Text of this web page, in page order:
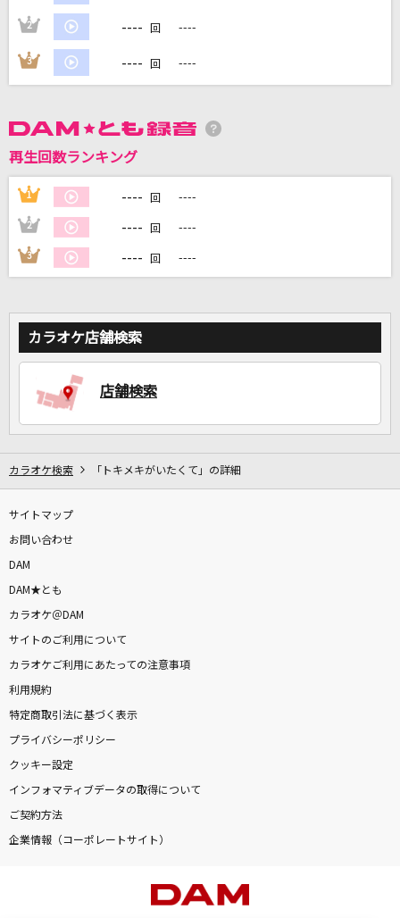
カラオケ最新情報をチェック！
2 ---- 回 ----
3 ---- 回 ----
再生回数ランキング
1 ---- 回 ----
2 ---- 回 ----
3 ---- 回 ----
カラオケ店舗検索
店舗検索
カラオケ検索 「トキメキがいたくて」の詳細
サイトマップ
お問い合わせ
DAM
DAM★とも
カラオケ＠DAM
サイトのご利用について
カラオケご利用にあたっての注意事項
利用規約
特定商取引法に基づく表示
プライバシーポリシー
クッキー設定
インフォマティブデータの取得について
ご契約方法
企業情報（コーポレートサイト）